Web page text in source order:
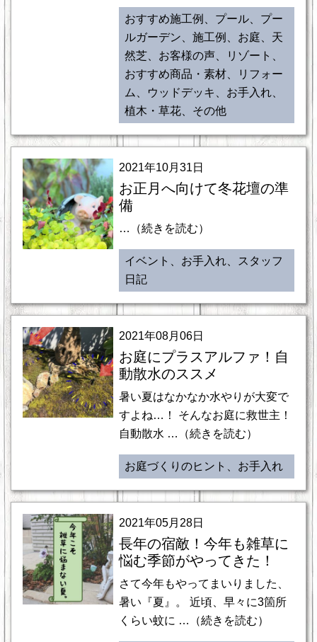
おすすめ施工例、プール、プー
ルガーデン、施工例、お庭、天
然芝、お客様の声、リゾート、
おすすめ商品・素材、リフォー
ム、ウッドデッキ、お手入れ、
植木・草花、その他
2021年10月31日
お正月へ向けて冬花壇の準
備
…（続きを読む）
イベント、お手入れ、スタッフ
日記
2021年08月06日
お庭にプラスアルファ！自
動散水のススメ
暑い夏はなかなか水やりが大変で
すよね…！ そんなお庭に救世主！
自動散水 …（続きを読む）
お庭づくりのヒント、お手入れ
2021年05月28日
長年の宿敵！今年も雑草に
悩む季節がやってきた！
さて今年もやってまいりました、
暑い『夏』。 近頃、早々に3箇所
くらい蚊に …（続きを読む）